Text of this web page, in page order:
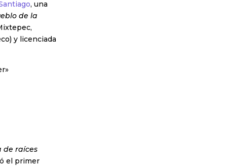
, una
de la
y licenciada
de raíces
el primer